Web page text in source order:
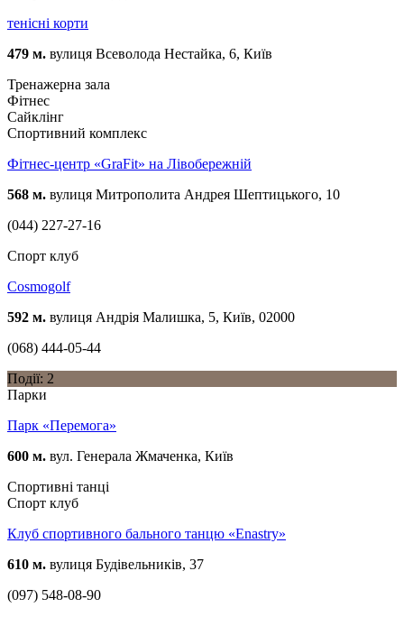
тенісні корти
479 м. вулиця Всеволода Нестайка, 6, Київ
Тренажерна зала
Фітнес
Сайклінг
Спортивний комплекс
Фітнес-центр «GraFit» на Лівобережній
568 м. вулиця Митрополита Андрея Шептицького, 10
(044) 227-27-16
Спорт клуб
Cosmogolf
592 м. вулиця Андрія Малишка, 5, Київ, 02000
(068) 444-05-44
Події: 2
Парки
Парк «Перемога»
600 м. вул. Генерала Жмаченка, Київ
Спортивні танці
Спорт клуб
Клуб спортивного бального танцю «Enastry»
610 м. вулиця Будівельників, 37
(097) 548-08-90